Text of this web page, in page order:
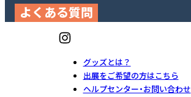
よくある質問
グッズとは？
出展をご希望の方はこちら
ヘルプセンター・お問い合わせ